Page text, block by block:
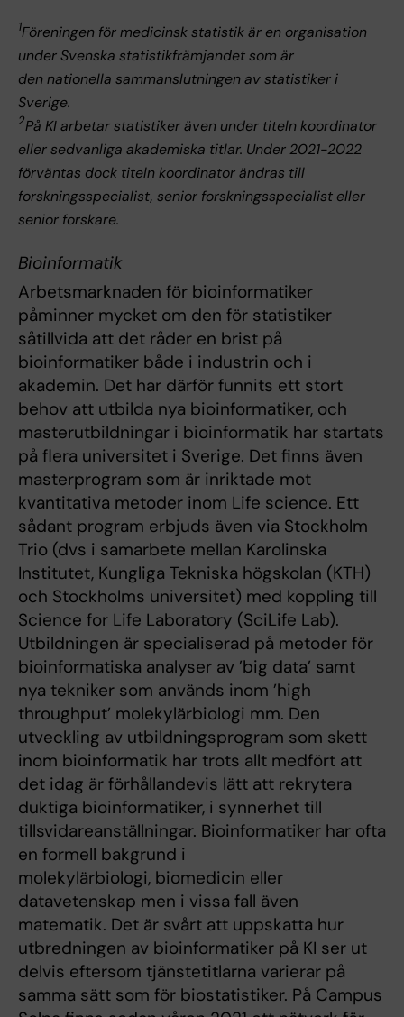
1Föreningen för medicinsk statistik är en organisation
under Svenska statistikfrämjandet som är
den nationella sammanslutningen av statistiker i
Sverige.
2På KI arbetar statistiker även under titeln koordinator
eller sedvanliga akademiska titlar. Under 2021-2022
förväntas dock titeln koordinator ändras till
forskningsspecialist, senior forskningsspecialist eller
senior forskare.
Bioinformatik
Arbetsmarknaden för bioinformatiker
påminner mycket om den för statistiker
såtillvida att det råder en brist på
bioinformatiker både i industrin och i
akademin. Det har därför funnits ett stort
behov att utbilda nya bioinformatiker, och
masterutbildningar i bioinformatik har startats
på flera universitet i Sverige. Det finns även
masterprogram som är inriktade mot
kvantitativa metoder inom Life science. Ett
sådant program erbjuds även via Stockholm
Trio (dvs i samarbete mellan Karolinska
Institutet, Kungliga Tekniska högskolan (KTH)
och Stockholms universitet) med koppling till
Science for Life Laboratory (SciLife Lab).
Utbildningen är specialiserad på metoder för
bioinformatiska analyser av ’big data’ samt
nya tekniker som används inom ’high
throughput’ molekylärbiologi mm. Den
utveckling av utbildningsprogram som skett
inom bioinformatik har trots allt medfört att
det idag är förhållandevis lätt att rekrytera
duktiga bioinformatiker, i synnerhet till
tillsvidareanställningar. Bioinformatiker har ofta
en formell bakgrund i
molekylärbiologi, biomedicin eller
datavetenskap men i vissa fall även
matematik. Det är svårt att uppskatta hur
utbredningen av bioinformatiker på KI ser ut
delvis eftersom tjänstetitlarna varierar på
samma sätt som för biostatistiker. På Campus